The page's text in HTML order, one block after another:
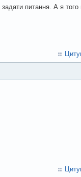
питання. А я того